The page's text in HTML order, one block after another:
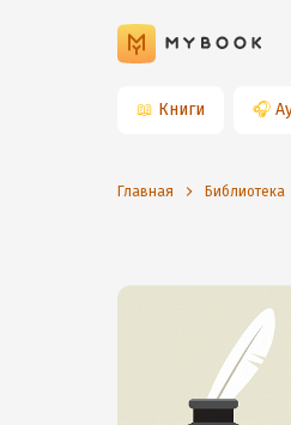
📖 Книги 🎧
Главная Библиотека